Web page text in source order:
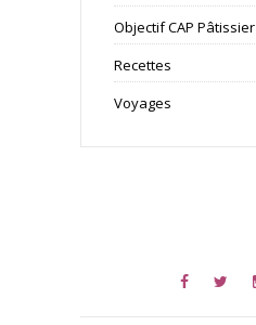
Objectif CAP Pâtissier
Recettes
Voyages